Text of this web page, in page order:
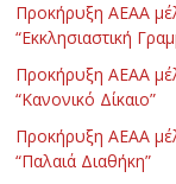
Προκήρυξη ΑΕΑΑ
“Εκκλησιαστική
Προκήρυξη ΑΕΑΑ
“Κανονικό Δίκαιο”
Προκήρυξη ΑΕΑΑ
“Παλαιά Διαθήκη”